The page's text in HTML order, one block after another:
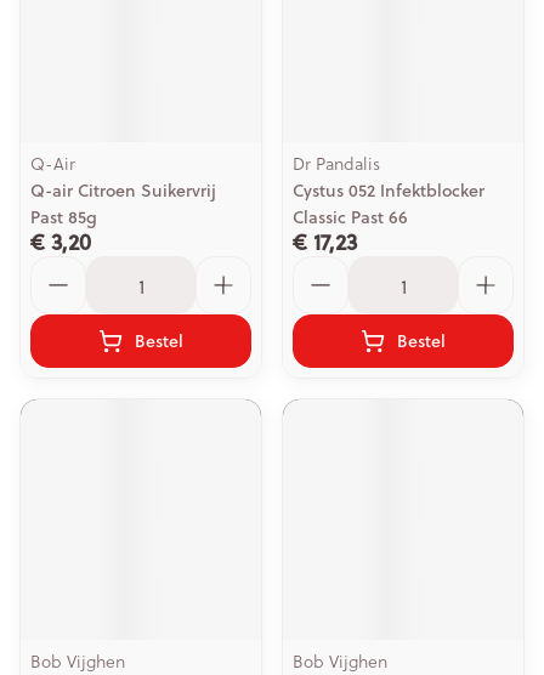
Q-Air
Q-air Citroen Suikervrij
Past 85g
€ 3,20
Bestel
Dr Pandalis
Cystus 052 Infektblocker
Classic Past 66
€ 17,23
Bestel
Bob Vijghen Bob Vijghen